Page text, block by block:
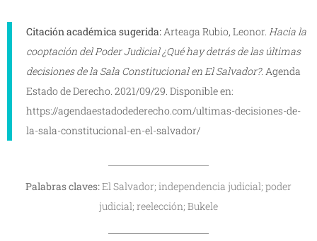
Citación académica sugerida:Arteaga Rubio, Leonor. Hacia la
cooptación del Poder Judicial ¿Qué hay detrás de las últimas
decisiones de la Sala Constitucional en El Salvador?. Agenda
Estado de Derecho. 2021/09/29. Disponible en:
https://agendaestadodederecho.com/ultimas-decisiones-de-
la-sala-constitucional-en-el-salvador/
Palabras claves:El Salvador; independencia judicial; poder
judicial; reelección; Bukele